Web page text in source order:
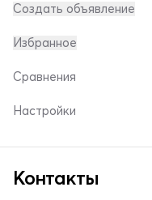
Создать объявление
Избранное
Сравнения
Настройки
Контакты